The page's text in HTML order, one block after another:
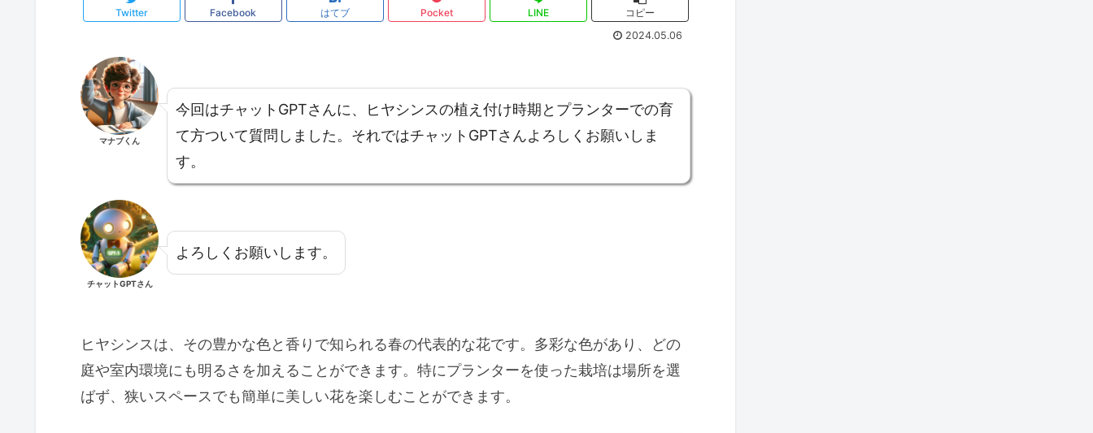
Twitter Facebook はてブ Pocket LINE
コピー
2024.05.06
マナブくん
今回はチャットGPTさんに、ヒヤシンスの植え付け時期とプランターでの育
て方ついて質問しました。それではチャットGPTさんよろしくお願いしま
す。
チャットGPTさん
よろしくお願いします。
ヒヤシンスは、その豊かな色と香りで知られる春の代表的な花です。多彩な色があり、どの
庭や室内環境にも明るさを加えることができます。特にプランターを使った栽培は場所を選
ばず、狭いスペースでも簡単に美しい花を楽しむことができます。